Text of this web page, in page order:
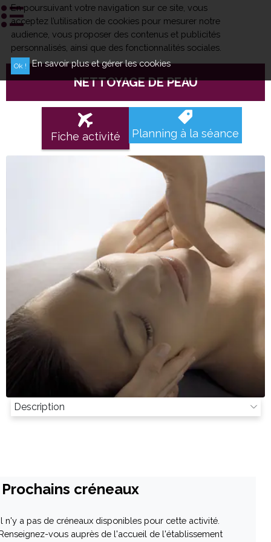
En poursuivant votre navigation sur ce site, vous
acceptez l’utilisation de cookies pour mesurer notre
audience, vous proposer des contenus et publicités
personnalisés, ainsi que des fonctionnalités sociales.
En savoir plus et gérer les cookies
NETTOYAGE DE PEAU
Fiche activité Planning à la séance
Description
Prochains créneaux
n'y a pas de créneaux disponibles pour cette activité.
vous auprès de l'accueil de l'établissement